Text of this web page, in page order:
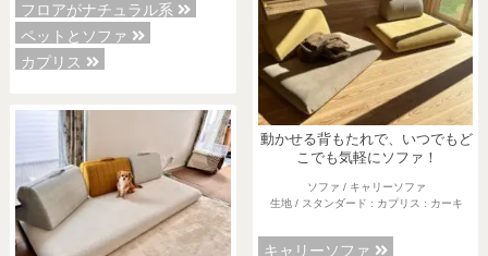
フロアがナチュラル系
ペットとソファ
カプリス
動かせる背もたれで、いつでもど
こでも気軽にソファ！
ソファ / キャリーソファ
生地 / スタンダード : カプリス : カーキ
キャリーソファ